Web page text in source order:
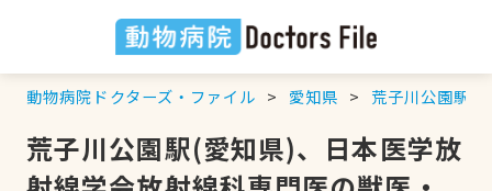
動物病院ドクターズ・ファイル 愛知県 荒子川公園駅
荒子川公園駅(愛知県)、日本医学放